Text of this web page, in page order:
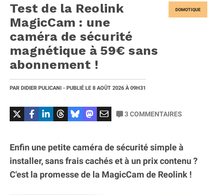
DOMOTIQUE
Test de la Reolink
MagicCam : une
caméra de sécurité
magnétique à 59€ sans
abonnement !
PAR DIDIER PULICANI - PUBLIÉ LE 8 AOÛT 2026 À 09H31
3COMMENTAIRES
Enfin une petite caméra de sécurité simple à
installer, sans frais cachés et à un prix contenu ?
C'est la promesse de la MagicCam de Reolink !